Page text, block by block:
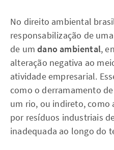
No direito ambiental
responsabilização de
de umdano ambiental,
alteração negativa ao
atividade empresarial.
como o derramamento
um rio, ou indireto, como
por resíduos industriais
inadequada ao longo do